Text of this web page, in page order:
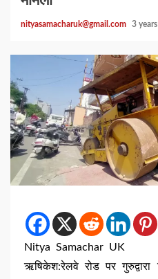
nityasamacharuk@gmail.com 3
Nitya Samachar UK
ऋषिकेश:रेलवे रोड पर